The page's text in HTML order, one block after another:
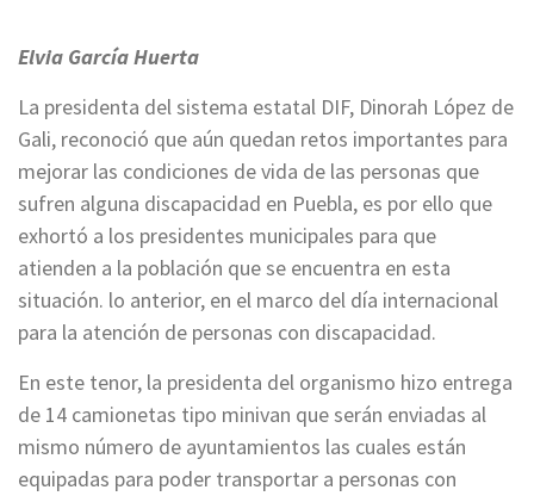
Elvia García Huerta
La presidenta del sistema estatal DIF, Dinorah López de
Gali, reconoció que aún quedan retos importantes para
mejorar las condiciones de vida de las personas que
sufren alguna discapacidad en Puebla, es por ello que
exhortó a los presidentes municipales para que
atienden a la población que se encuentra en esta
situación. lo anterior, en el marco del día internacional
para la atención de personas con discapacidad.
En este tenor, la presidenta del organismo hizo entrega
de 14 camionetas tipo minivan que serán enviadas al
mismo número de ayuntamientos las cuales están
equipadas para poder transportar a personas con